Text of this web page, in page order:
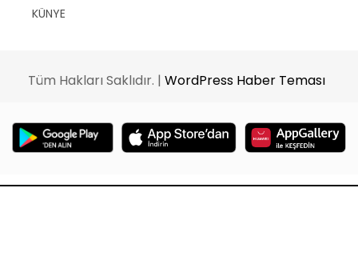
KÜNYE
Tüm Hakları Saklıdır. | WordPress Haber Teması